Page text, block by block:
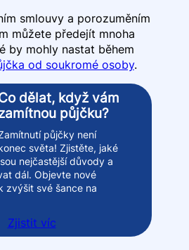
smlouvy a porozuměním
můžete předejít mnoha
by mohly nastat během
od soukromé osoby.
dělat, když vám
půjčku?
půjčky není
světa! Zjistěte, jaké
nejčastější důvody a
dál. Objevte nové
zvýšit své šance na
Zjistit víc